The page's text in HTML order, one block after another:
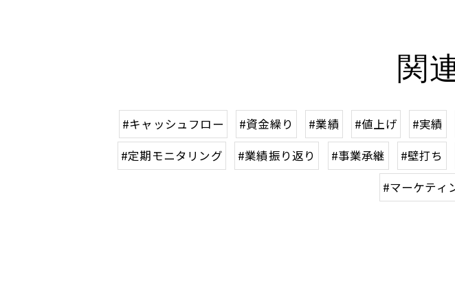
関
#キャッシュフロー #資金繰り #業績 #値上げ #実績
#定期モニタリング
#業績振り返り #事業承継 #壁打ち
#マーケティ